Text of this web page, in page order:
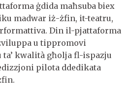
ġdida maħsuba biex
madwar iż-żfin, it-teatru,
Din il-pjattaforma
u tippromovi
kwalità għolja fl-ispazju
pilota ddedikata